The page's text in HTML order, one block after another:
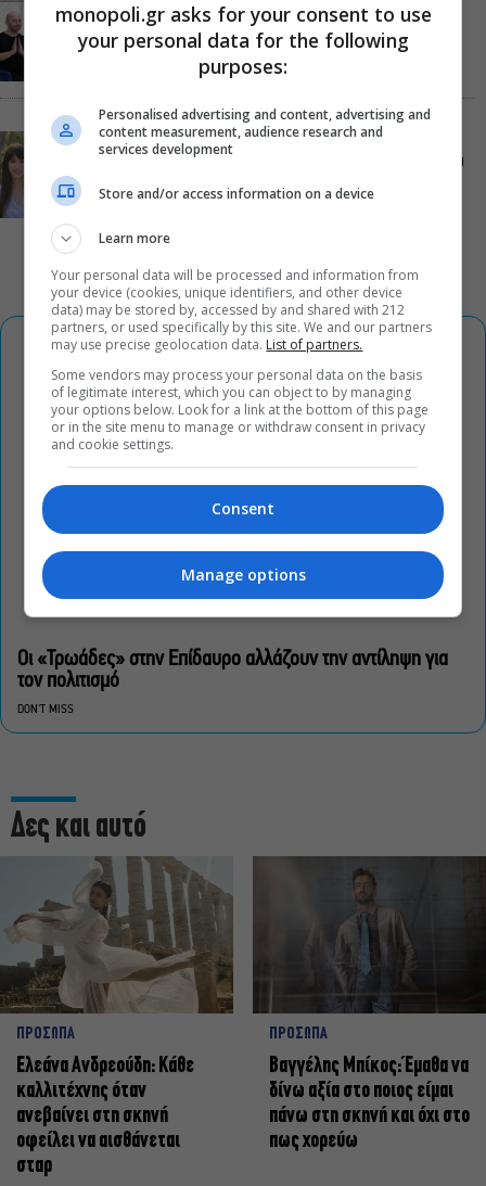
Τόσο Όσο: Η stand-up comedy των Φουντούλη-
Σπηλιόπουλου στην Ταράτσα του Λαμπέτη
Μιρέλα Πάχου – Αδάμ Τσαρούχης: Τα αξέχαστα
ντουέτα του ελληνικού σινεμά στην Ταράτσα του
Λαμπέτη
Οι «Τρωάδες» στην Επίδαυρο αλλάζουν την αντίληψη για
τον πολιτισμό
DON'T MISS
Δες και αυτό
ΠΡΟΣΩΠΑ
Ελεάνα Ανδρεούδη: Κάθε
καλλιτέχνης όταν
ανεβαίνει στη σκηνή
οφείλει να αισθάνεται
σταρ
ΠΡΟΣΩΠΑ
Βαγγέλης Μπίκος: Έμαθα να
δίνω αξία στο ποιος είμαι
πάνω στη σκηνή και όχι στο
πως χορεύω
monopoli.gr asks for your consent to use
your personal data for the following
purposes:
Personalised advertising and content, advertising and
content measurement, audience research and
services development
Store and/or access information on a device
Learn more
Your personal data will be processed and information from
your device (cookies, unique identifiers, and other device
data) may be stored by, accessed by and shared with 212
partners, or used specifically by this site. We and our partners
may use precise geolocation data. List of partners.
Some vendors may process your personal data on the basis
of legitimate interest, which you can object to by managing
your options below. Look for a link at the bottom of this page
or in the site menu to manage or withdraw consent in privacy
and cookie settings.
Consent
Manage options